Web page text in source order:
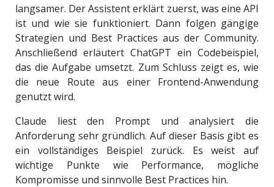
langsamer. Der Assistent erklärt zuerst, was eine API
ist und wie sie funktioniert. Dann folgen gängige
Strategien und Best Practices aus der Community.
Anschließend erläutert ChatGPT ein Codebeispiel,
das die Aufgabe umsetzt. Zum Schluss zeigt es, wie
die neue Route aus einer Frontend-Anwendung
genutzt wird.
Claude liest den Prompt und analysiert die
Anforderung sehr gründlich. Auf dieser Basis gibt es
ein vollständiges Beispiel zurück. Es weist auf
wichtige Punkte wie Performance, mögliche
Kompromisse und sinnvolle Best Practices hin.